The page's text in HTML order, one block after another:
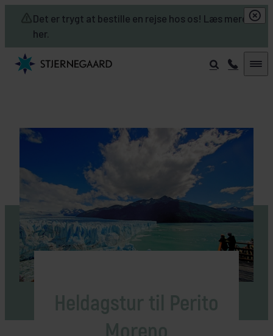
Det er trygt at bestille en rejse hos os! Læs mere
her.
Skip to main content
Heldagstur til Perito